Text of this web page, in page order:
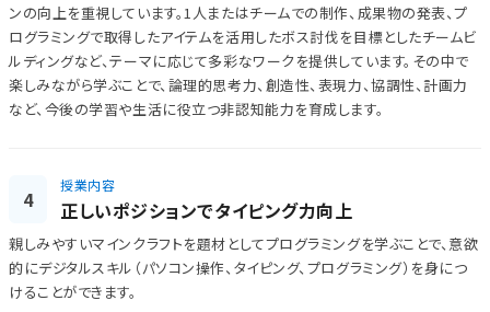
ンの向上を重視しています。1人またはチームでの制作、成果物の発表、プ
ログラミングで取得したアイテムを活用したボス討伐を目標としたチームビ
ルディングなど、テーマに応じて多彩なワークを提供しています。その中で
楽しみながら学ぶことで、論理的思考力、創造性、表現力、協調性、計画力
など、今後の学習や生活に役立つ非認知能力を育成します。
4
授業内容
正しいポジションでタイピング力向上
親しみやすいマインクラフトを題材としてプログラミングを学ぶことで、意欲
的にデジタルスキル（パソコン操作、タイピング、プログラミング）を身につ
けることができます。